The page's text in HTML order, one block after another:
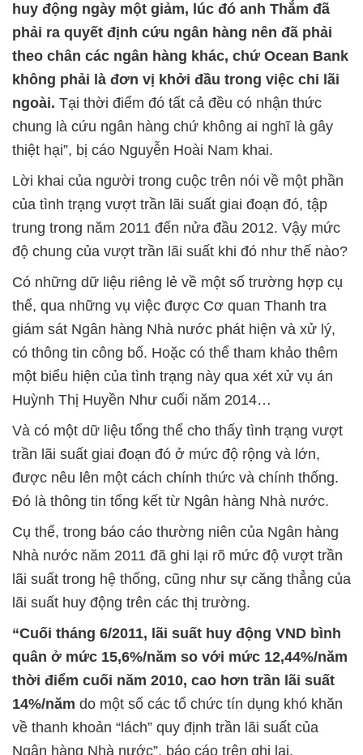
huy động ngày một giảm, lúc đó anh Thắm đã
phải ra quyết định cứu ngân hàng nên đã phải
theo chân các ngân hàng khác, chứ Ocean Bank
không phải là đơn vị khởi đầu trong việc chi lãi
ngoài. Tại thời điểm đó tất cả đều có nhận thức
chung là cứu ngân hàng chứ không ai nghĩ là gây
thiệt hại”, bị cáo Nguyễn Hoài Nam khai.
Lời khai của người trong cuộc trên nói về một phần
của tình trạng vượt trần lãi suất giai đoạn đó, tập
trung trong năm 2011 đến nửa đầu 2012. Vậy mức
độ chung của vượt trần lãi suất khi đó như thế nào?
Có những dữ liệu riêng lẻ về một số trường hợp cụ
thể, qua những vụ việc được Cơ quan Thanh tra
giám sát Ngân hàng Nhà nước phát hiện và xử lý,
có thông tin công bố. Hoặc có thể tham khảo thêm
một biểu hiện của tình trạng này qua xét xử vụ án
Huỳnh Thị Huyền Như cuối năm 2014…
Và có một dữ liệu tổng thể cho thấy tình trạng vượt
trần lãi suất giai đoạn đó ở mức độ rộng và lớn,
được nêu lên một cách chính thức và chính thống.
Đó là thông tin tổng kết từ Ngân hàng Nhà nước.
Cụ thể, trong báo cáo thường niên của Ngân hàng
Nhà nước năm 2011 đã ghi lại rõ mức độ vượt trần
lãi suất trong hệ thống, cũng như sự căng thẳng của
lãi suất huy động trên các thị trường.
“Cuối tháng 6/2011, lãi suất huy động VND bình
quân ở mức 15,6%/năm so với mức 12,44%/năm
thời điểm cuối năm 2010, cao hơn trần lãi suất
14%/năm do một số các tổ chức tín dụng khó khăn
về thanh khoản “lách” quy định trần lãi suất của
Ngân hàng Nhà nước”, báo cáo trên ghi lại.